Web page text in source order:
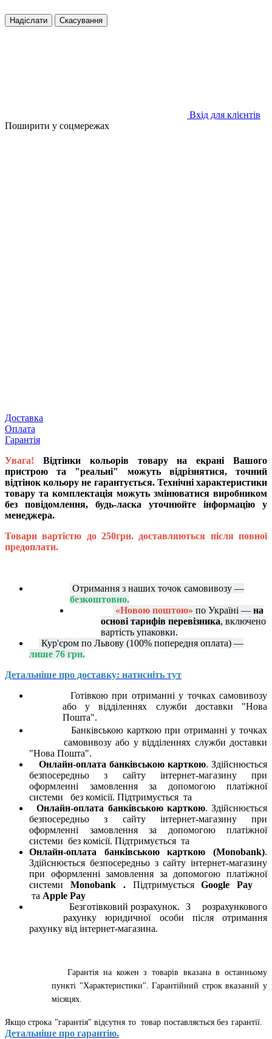
Надіслати Скасування
Вхід для клієнтів
Поширити у соцмережах
Доставка
Оплата
Гарантія
Увага! Відтінки кольорів товару на екрані Вашого
пристрою та "реальні" можуть відрізнятися, точний
відтінок кольору не гарантується. Технічні характеристики
товару та комплектація можуть змінюватися виробником
без повідомлення, будь-ласка уточнюйте інформацію у
менеджера.
Товари вартістю до 250грн. доставляються після повної
предоплати.
Отримання з наших точок самовивозу —
безкоштовно.
«Новою поштою» по Україні — на
основі тарифів перевізника, включено
вартість упаковки.
Кур'єром по Львову (100% попередня оплата) —
лише 76 грн.
Детальніше про доставку: натисніть тут
Готівкою при отриманні у точках самовивозу
або у відділеннях служби доставки "Нова
Пошта".
Банківською карткою при отриманні у точках
самовивозу або у відділеннях служби доставки
"Нова Пошта".
Онлайн-оплата банківською карткою. Здійснюється
безпосередньо з сайту інтернет-магазину при
оформленні замовлення за допомогою платіжної
системи
без комісії. Підтримується та
Онлайн-оплата банківською карткою. Здійснюється
безпосередньо з сайту інтернет-магазину при
оформленні замовлення за допомогою платіжної
системи без комісії. Підтримується та
Онлайн-оплата банківською карткою (Monobank).
Здійснюється безпосередньо з сайту інтернет-магазину
при оформленні замовлення за допомогою платіжної
системи Monobank . ПідтримуєтьсяGoogle Pay
та Apple Pay
Безготівковий розрахунок. З розрахункового
рахунку юридичної особи після отримання
рахунку від інтернет-магазина.
Гарантія на кожен з товарів вказана в останньому
пункті "Характеристики". Гарантійний строк вказаний у
місяцях.
Якщо строка "гарантія" відсутня то товар поставляється без гарантії.
Детальніше про гарантію.